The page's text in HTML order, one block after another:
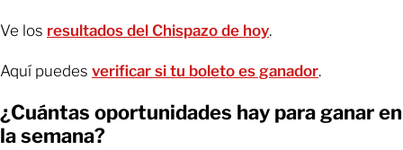
Ve los resultados del Chispazo de hoy.
Aquí puedes verificar si tu boleto es ganador.
¿Cuántas oportunidades hay para ganar en
la semana?